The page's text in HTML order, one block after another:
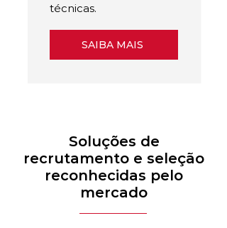
técnicas.
SAIBA MAIS
Soluções de
recrutamento e seleção
reconhecidas pelo
mercado